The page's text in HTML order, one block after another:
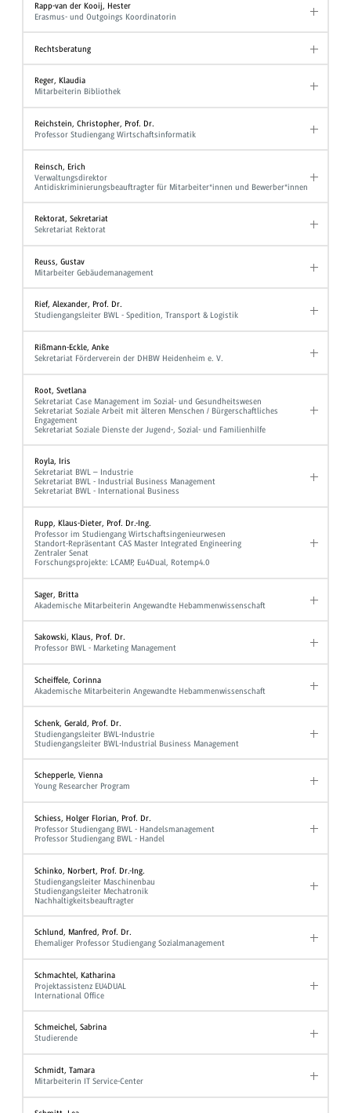
Rapp-van der Kooij, Hester
Erasmus- und Outgoings Koordinatorin
Rechtsberatung
Reger, Klaudia
Mitarbeiterin Bibliothek
Reichstein, Christopher, Prof. Dr.
Professor Studiengang Wirtschaftsinformatik
Reinsch, Erich
Verwaltungsdirektor
Antidiskriminierungsbeauftragter für Mitarbeiter*innen und Bewerber*innen
Rektorat, Sekretariat
Sekretariat Rektorat
Reuss, Gustav
Mitarbeiter Gebäudemanagement
Rief, Alexander, Prof. Dr.
Studiengangsleiter BWL - Spedition, Transport & Logistik
Rißmann-Eckle, Anke
Sekretariat Förderverein der DHBW Heidenheim e. V.
Root, Svetlana
Sekretariat Case Management im Sozial- und Gesundheitswesen
Sekretariat Soziale Arbeit mit älteren Menschen / Bürgerschaftliches
Engagement
Sekretariat Soziale Dienste der Jugend-, Sozial- und Familienhilfe
Royla, Iris
Sekretariat BWL – Industrie
Sekretariat BWL - Industrial Business Management
Sekretariat BWL - International Business
Rupp, Klaus-Dieter, Prof. Dr.-Ing.
Professor im Studiengang Wirtschaftsingenieurwesen
Standort-Repräsentant CAS Master Integrated Engineering
Zentraler Senat
Forschungsprojekte: LCAMP, Eu4Dual, Rotemp4.0
Sager, Britta
Akademische Mitarbeiterin Angewandte Hebammenwissenschaft
Sakowski, Klaus, Prof. Dr.
Professor BWL - Marketing Management
Scheiffele, Corinna
Akademische Mitarbeiterin Angewandte Hebammenwissenschaft
Schenk, Gerald, Prof. Dr.
Studiengangsleiter BWL-Industrie
Studiengangsleiter BWL-Industrial Business Management
Schepperle, Vienna
Young Researcher Program
Schiess, Holger Florian, Prof. Dr.
Professor Studiengang BWL - Handelsmanagement
Professor Studiengang BWL - Handel
Schinko, Norbert, Prof. Dr.-Ing.
Studiengangsleiter Maschinenbau
Studiengangsleiter Mechatronik
Nachhaltigkeitsbeauftragter
Schlund, Manfred, Prof. Dr.
Ehemaliger Professor Studiengang Sozialmanagement
Schmachtel, Katharina
Projektassistenz EU4DUAL
International Office
Schmeichel, Sabrina
Studierende
Schmidt, Tamara
Mitarbeiterin IT Service-Center